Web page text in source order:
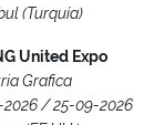
(Turquía)
United Expo
Grafica
/ 25-09-2026